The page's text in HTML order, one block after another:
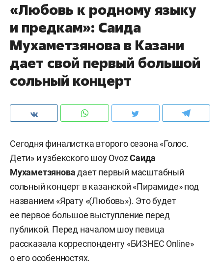
«Любовь к родному языку
и предкам»: Саида
Мухаметзянова в Казани
дает свой первый большой
сольный концерт
Сегодня финалистка второго сезона «Голос.
Дети» и узбекского шоу OvozСаида
Мухаметзяновадает первый масштабный
сольный концерт в казанской «Пирамиде» под
названием «Ярату «(Любовь»). Это будет
ее первое большое выступление перед
публикой. Перед началом шоу певица
рассказала корреспонденту «БИЗНЕС Online»
о его особенностях.